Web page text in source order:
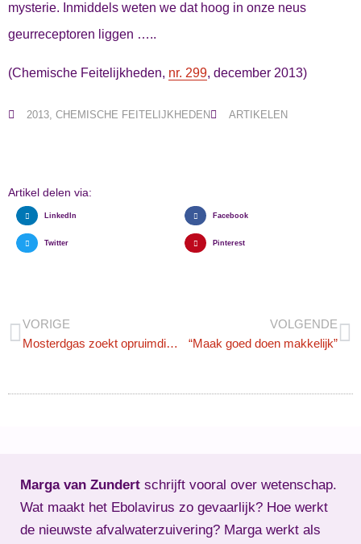
mysterie. Inmiddels weten we dat hoog in onze neus
geurreceptoren liggen …..
(Chemische Feitelijkheden, nr. 299, december 2013)
2013, CHEMISCHE FEITELIJKHEDEN ARTIKELEN
Artikel delen via:
LinkedIn Facebook
Twitter Pinterest
VORIGE
Mosterdgas zoekt opruimdienst
VOLGENDE
“Maak goed doen makkelijk”
Marga van Zundert schrijft vooral over wetenschap.
Wat maakt het Ebolavirus zo gevaarlijk? Hoe werkt
de nieuwste afvalwaterzuivering? Marga werkt als